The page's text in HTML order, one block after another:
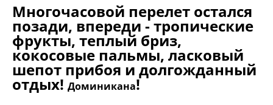
Многочасовой перелет остался
позади, впереди - тропические
фрукты, теплый бриз,
кокосовые пальмы, ласковый
шепот прибоя и долгожданный
отдых! Доминикана!